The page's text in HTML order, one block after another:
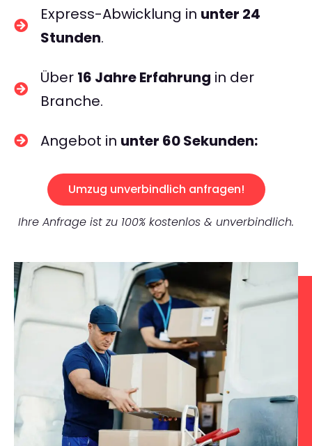
Express-Abwicklung in unter 24
Stunden.
Über 16 Jahre Erfahrung in der
Branche.
Angebot in unter 60 Sekunden:
Umzug unverbindlich anfragen!
Ihre Anfrage ist zu 100% kostenlos & unverbindlich.